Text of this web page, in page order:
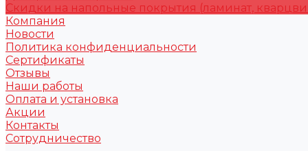
Скидки на напольные покрытия (ламинат,
Компания
Новости
Политика конфиденциальности
Сертификаты
Отзывы
Наши работы
Оплата и установка
Акции
Контакты
Сотрудничество